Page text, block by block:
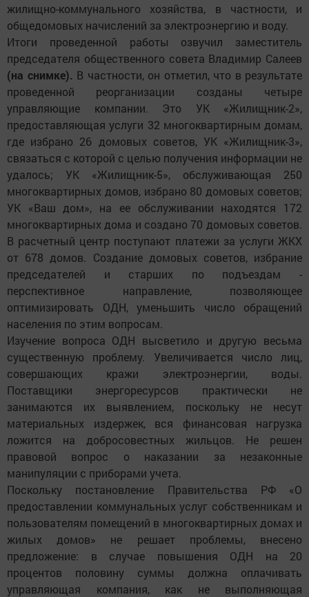
жилищно-коммунального хозяйства, в частности, и
общедомовых начислений за электроэнергию и воду.
Итоги проведенной работы озвучил заместитель
председателя общественного совета Владимир Салеев
(на снимке). В частности, он отметил, что в результате
проведенной реорганизации созданы четыре
управляющие компании. Это УК «Жилищник-2»,
предоставляющая услуги 32 многоквартирным домам,
где избрано 26 домовых советов, УК «Жилищник-3»,
связаться с которой с целью получения информации не
удалось; УК «Жилищник-5», обслуживающая 250
многоквартирных домов, избрано 80 домовых советов;
УК «Ваш дом», на ее обслуживании находятся 172
многоквартирных дома и создано 70 домовых советов.
В расчетный центр поступают платежи за услуги ЖКХ
от 678 домов. Создание домовых советов, избрание
председателей и старших по подъез­дам -
перспективное направление, позволяющее
оптимизировать ОДН, уменьшить число обращений
населения по этим вопросам.
Изучение вопроса ОДН высветило и другую весьма
существенную проб­лему. Увеличивается число лиц,
совершающих кражи электроэнергии, воды.
Поставщики энергоресурсов практически не
занимаются их выявлением, поскольку не несут
материальных издержек, вся финансовая нагрузка
ложится на добросовестных жильцов. Не решен
правовой вопрос о наказании за незаконные
манипуляции с приборами учета.
Поскольку постановление Правительства РФ «О
предоставлении коммунальных услуг собственникам и
пользователям помещений в многоквартирных домах и
жилых домов» не решает проблемы, внесено
предложение: в случае повышения ОДН на 20
процентов половину суммы должна оплачивать
управляющая компания, как не выполняющая